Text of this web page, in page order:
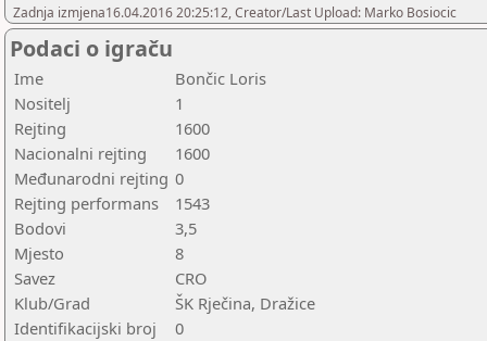
Zadnja izmjena16.04.2016 20:25:12, Creator/Last Upload: Marko Bosiocic
Podaci o igraču
Ime
Bončic Loris
Nositelj
1
Rejting
1600
Nacionalni rejting
1600
Međunarodni rejting 0
Rejting performans
1543
Bodovi
3,5
Mjesto
8
Savez
CRO
Klub/Grad
ŠK Rječina, Dražice
Identifikacijski broj
0